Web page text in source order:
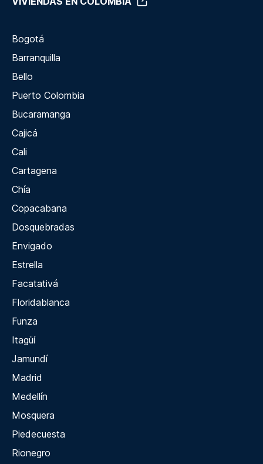
Bogotá
Barranquilla
Bello
Puerto Colombia
Bucaramanga
Cajicá
Cali
Cartagena
Chía
Copacabana
Dosquebradas
Envigado
Estrella
Facatativá
Floridablanca
Funza
Itagüí
Jamundí
Madrid
Medellín
Mosquera
Piedecuesta
Rionegro